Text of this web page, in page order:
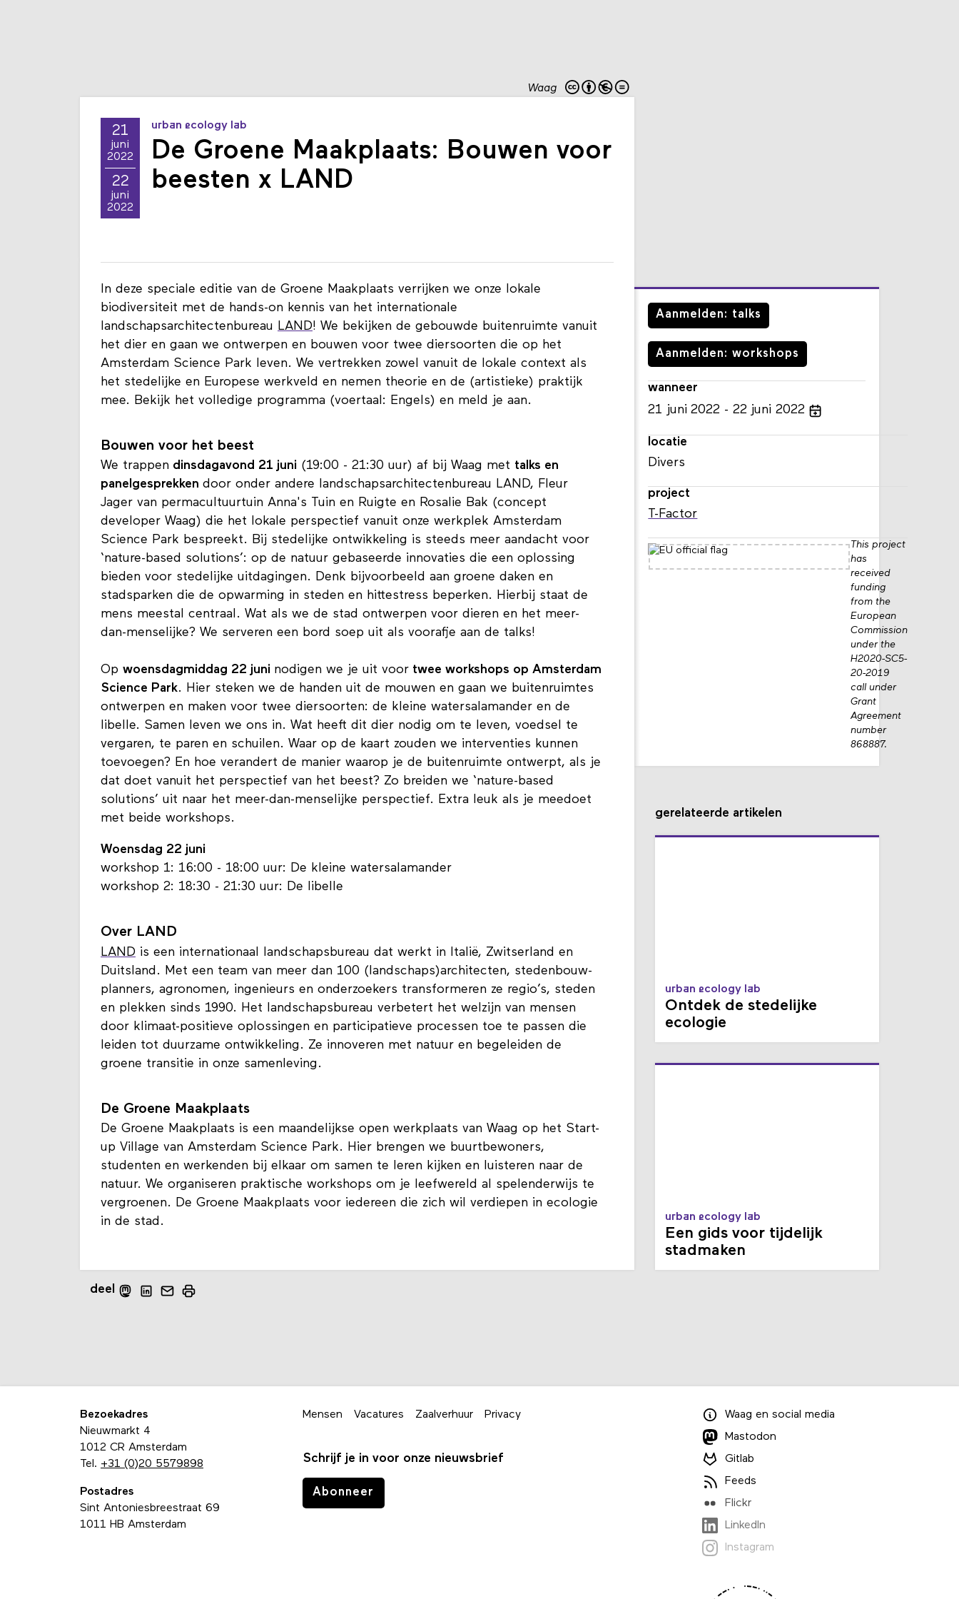
Waag
21
juni
2022
22
juni
2022
urban ecology lab
De Groene Maakplaats: Bouwen voor
beesten x LAND
In deze speciale editie van de Groene Maakplaats verrijken we onze lokale
biodiversiteit met de hands-on kennis van het internationale
landschapsarchitectenbureau LAND! We bekijken de gebouwde buitenruimte vanuit
het dier en gaan we ontwerpen en bouwen voor twee diersoorten die op het
Amsterdam Science Park leven. We vertrekken zowel vanuit de lokale context als
het stedelijke en Europese werkveld en nemen theorie en de (artistieke) praktijk
mee. Bekijk het volledige programma (voertaal: Engels) en meld je aan.
Bouwen voor het beest
We trappen dinsdagavond 21 juni (19:00 - 21:30 uur) af bij Waag met talks en
panelgesprekken door onder andere landschapsarchitectenbureau LAND, Fleur
Jager van permacultuurtuin Anna's Tuin en Ruigte en Rosalie Bak (concept
developer Waag) die het lokale perspectief vanuit onze werkplek Amsterdam
Science Park bespreekt. Bij stedelijke ontwikkeling is steeds meer aandacht voor
‘nature-based solutions’: op de natuur gebaseerde innovaties die een oplossing
bieden voor stedelijke uitdagingen. Denk bijvoorbeeld aan groene daken en
stadsparken die de opwarming in steden en hittestress beperken. Hierbij staat de
mens meestal centraal. Wat als we de stad ontwerpen voor dieren en het meer-
dan-menselijke? We serveren een bord soep uit als voorafje aan de talks!
Op woensdagmiddag 22 juni nodigen we je uit voor twee workshops op Amsterdam
Science Park. Hier steken we de handen uit de mouwen en gaan we buitenruimtes
ontwerpen en maken voor twee diersoorten: de kleine watersalamander en de
libelle. Samen leven we ons in. Wat heeft dit dier nodig om te leven, voedsel te
vergaren, te paren en schuilen. Waar op de kaart zouden we interventies kunnen
toevoegen? En hoe verandert de manier waarop je de buitenruimte ontwerpt, als je
dat doet vanuit het perspectief van het beest? Zo breiden we ‘nature-based
solutions’ uit naar het meer-dan-menselijke perspectief. Extra leuk als je meedoet
met beide workshops.
Woensdag 22 juni
workshop 1: 16:00 - 18:00 uur: De kleine watersalamander
workshop 2: 18:30 - 21:30 uur: De libelle
Over LAND
LAND is een internationaal landschapsbureau dat werkt in Italië, Zwitserland en
Duitsland. Met een team van meer dan 100 (landschaps)architecten, stedenbouw-
planners, agronomen, ingenieurs en onderzoekers transformeren ze regio’s, steden
en plekken sinds 1990. Het landschapsbureau verbetert het welzijn van mensen
door klimaat-positieve oplossingen en participatieve processen toe te passen die
leiden tot duurzame ontwikkeling. Ze innoveren met natuur en begeleiden de
groene transitie in onze samenleving.
De Groene Maakplaats
De Groene Maakplaats is een maandelijkse open werkplaats van Waag op het Start-
up Village van Amsterdam Science Park. Hier brengen we buurtbewoners,
studenten en werkenden bij elkaar om samen te leren kijken en luisteren naar de
natuur. We organiseren praktische workshops om je leefwereld al spelenderwijs te
vergroenen. De Groene Maakplaats voor iedereen die zich wil verdiepen in ecologie
in de stad.
Aanmelden: talks
Aanmelden: workshops
wanneer
21 juni 2022 22 juni 2022
locatie
Divers
project
T-Factor
This project
has
received
funding
from the
European
Commission
under the
H2020-SC5-
20-2019
call under
Grant
Agreement
number
868887.
deel
gerelateerde artikelen
urban ecology lab
Ontdek de stedelijke
ecologie
urban ecology lab
Een gids voor tijdelijk
stadmaken
Bezoekadres
Nieuwmarkt 4
1012 CR Amsterdam
Tel. +31 (0)20 5579898
Postadres
Sint Antoniesbreestraat 69
1011 HB Amsterdam
Mensen Vacatures Zaalverhuur Privacy
Schrijf je in voor onze nieuwsbrief
Abonneer
Waag en social media
Mastodon
Gitlab
Feeds
Flickr
LinkedIn
Instagram